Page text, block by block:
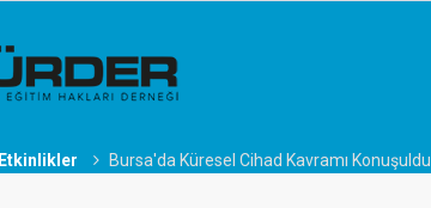
Etkinlikler Bursa'da Küresel Cihad Kavramı Konuşuldu